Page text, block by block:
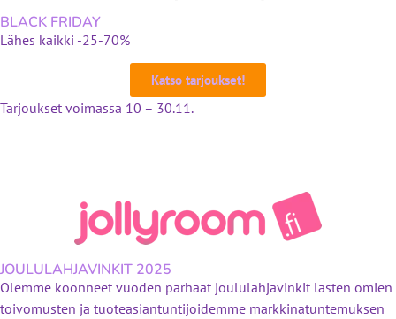
BLACK FRIDAY
Lähes kaikki -25-70%
Katso tarjoukset!
Tarjoukset voimassa 10 – 30.11.
JOULULAHJAVINKIT 2025
Olemme koonneet vuoden parhaat joululahjavinkit lasten omien
toivomusten ja tuoteasiantuntijoidemme markkinatuntemuksen